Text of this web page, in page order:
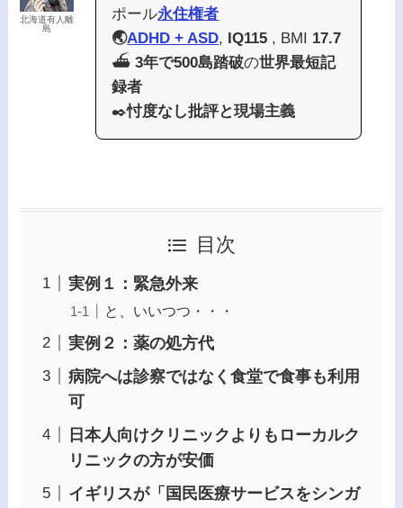
北海道有人離
島
ポール永住権者
🌏ADHD + ASD, IQ115 , BMI 17.7
⛴️3年で500島踏破の世界最短記
録者
✒️忖度なし批評と現場主義
目次
実例１：緊急外来
と、いいつつ・・・
実例２：薬の処方代
病院へは診察ではなく食堂で食事も利用
可
日本人向けクリニックよりもローカルク
リニックの方が安価
イギリスが「国民医療サービスをシンガ